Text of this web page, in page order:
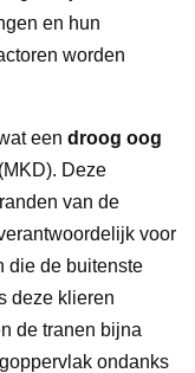
en hun
worden
een droog oog
Deze
van de
voor
die de buitenste
deze klieren
de tranen bijna
ondanks